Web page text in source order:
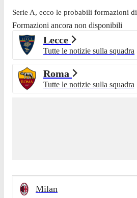
Serie A, ecco le probabili formazioni di
Formazioni ancora non disponibili
Lecce
Tutte le notizie sulla squadra
Roma
Tutte le notizie sulla squadra
Milan